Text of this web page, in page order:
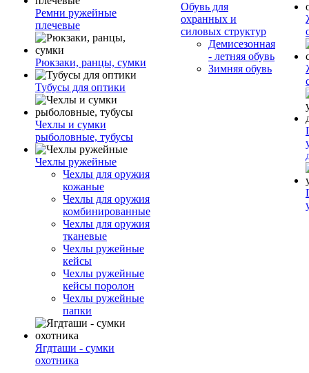
Ремни ружейные
плечевые
Рюкзаки, ранцы, сумки
Тубусы для оптики
Чехлы и сумки
рыболовные, тубусы
Чехлы ружейные
Чехлы для оружия
кожаные
Чехлы для оружия
комбинированные
Чехлы для оружия
тканевые
Чехлы ружейные
кейсы
Чехлы ружейные
кейсы поролон
Чехлы ружейные
папки
Ягдташи - сумки
охотника
Обувь для
охранных и
силовых структур
Демисезонная
- летняя обувь
Зимняя обувь